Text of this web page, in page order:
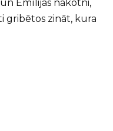
Emīlijas nākotni,
gribētos zināt, kura